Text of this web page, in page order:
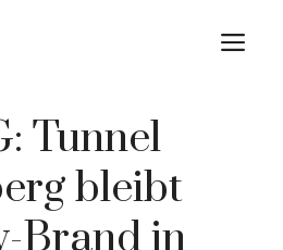
Tunnel
bleibt
Brand in